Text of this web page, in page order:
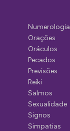
Numerologia
Orações
Oráculos
Pecados
Previsões
Reiki
Salmos
Sexualidade
Signos
Simpatias